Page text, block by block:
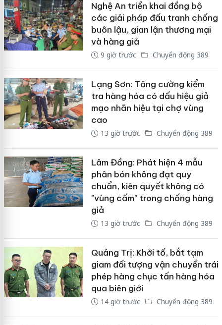
Nghệ An triển khai đồng bộ
các giải pháp đấu tranh chống
buôn lậu, gian lận thương mại
và hàng giả
9 giờ trước Chuyển động 389
Lạng Sơn: Tăng cường kiểm
tra hàng hóa có dấu hiệu giả
mạo nhãn hiệu tại chợ vùng
cao
13 giờ trước Chuyển động 389
Lâm Đồng: Phát hiện 4 mẫu
phân bón không đạt quy
chuẩn, kiên quyết không có
"vùng cấm" trong chống hàng
giả
13 giờ trước Chuyển động 389
Quảng Trị: Khởi tố, bắt tạm
giam đối tượng vận chuyển trái
phép hàng chục tấn hàng hóa
qua biên giới
14 giờ trước Chuyển động 389